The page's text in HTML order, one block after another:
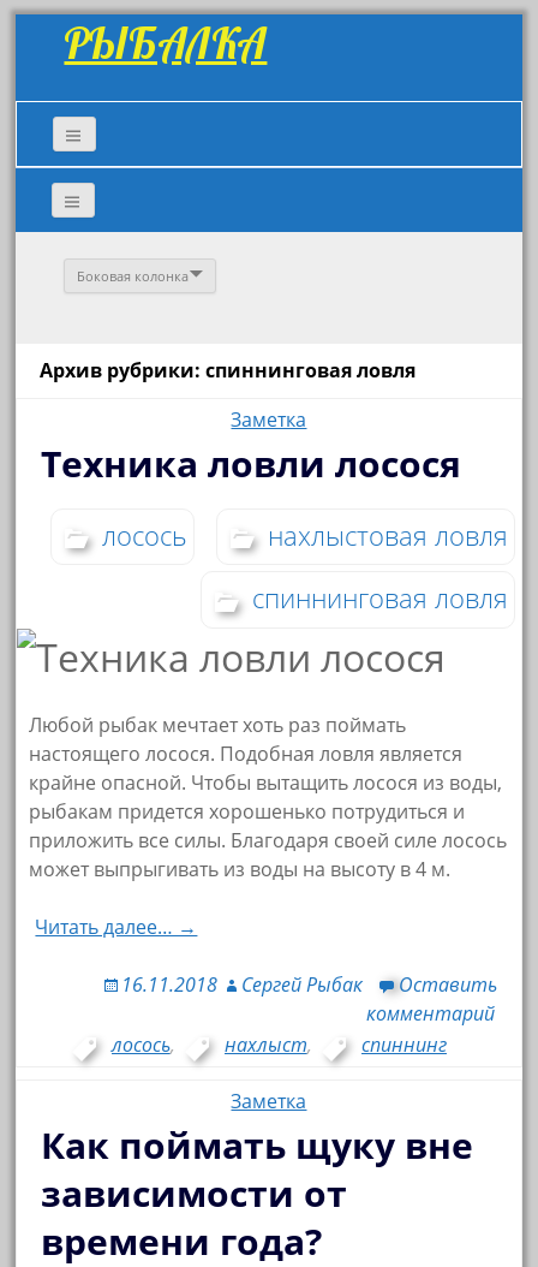
РЫБАЛКА
Боковая колонка
Архив рубрики: спиннинговая ловля
Заметка
Техника ловли лосося
лосось
нахлыстовая ловля
спиннинговая ловля
Любой рыбак мечтает хоть раз поймать
настоящего лосося. Подобная ловля является
крайне опасной. Чтобы вытащить лосося из воды,
рыбакам придется хорошенько потрудиться и
приложить все силы. Благодаря своей силе лосось
может выпрыгивать из воды на высоту в 4 м.
Читать далее… →
16.11.2018 Сергей Рыбак
Оставить
комментарий
лосось, нахлыст, спиннинг
Заметка
Как поймать щуку вне
зависимости от
времени года?